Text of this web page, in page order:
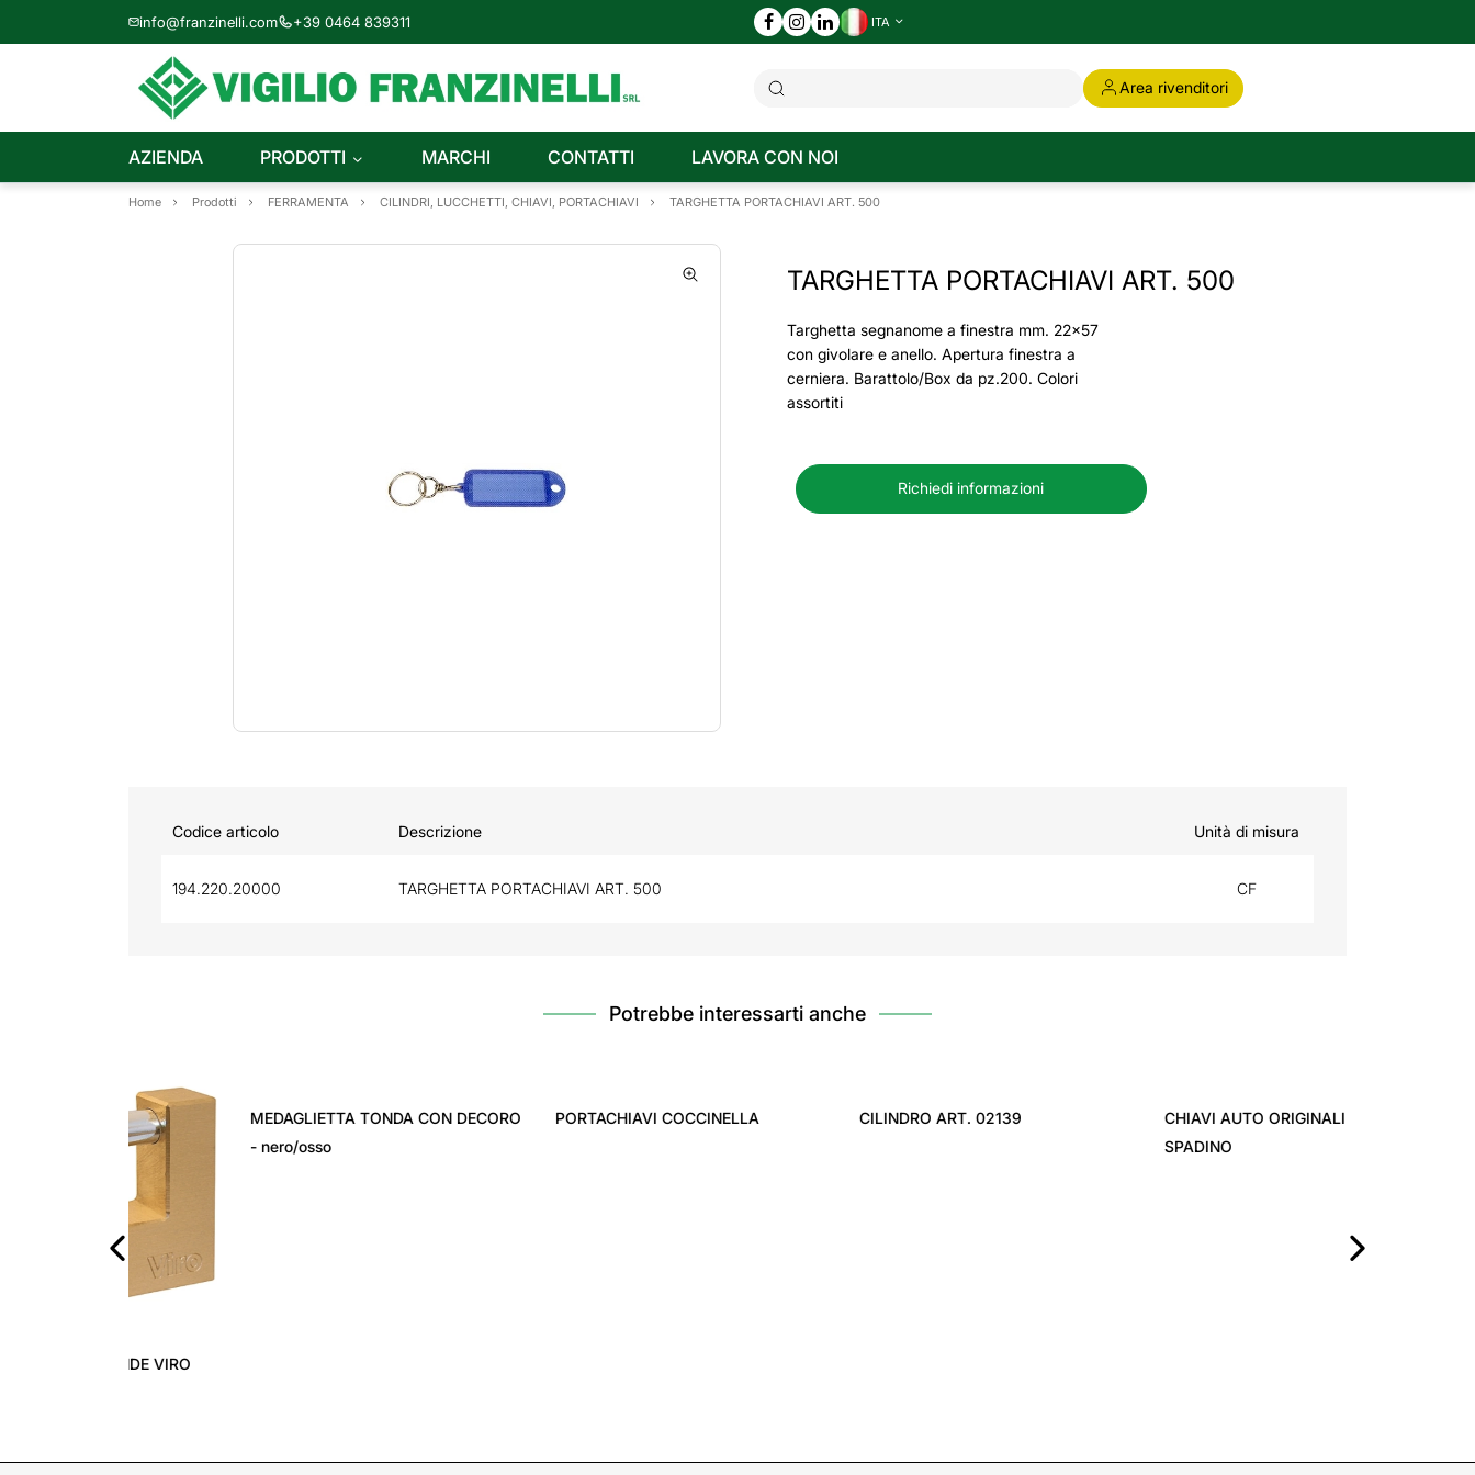
info@franzinelli.com +39 0464 839311 ITA
Area rivenditori
AZIENDA PRODOTTI MARCHI CONTATTI LAVORA CON NOI
Home Prodotti FERRAMENTA CILINDRI, LUCCHETTI, CHIAVI, PORTACHIAVI TARGHETTA PORTACHIAVI ART. 500
TARGHETTA PORTACHIAVI ART. 500
Targhetta segnanome a finestra mm. 22x57
con givolare e anello. Apertura finestra a
cerniera. Barattolo/Box da pz.200. Colori
assortiti
Richiedi informazioni
Codice articolo Descrizione Unità di misura
194.220.20000 TARGHETTA PORTACHIAVI ART. 500 CF
Potrebbe interessarti anche
MEDAGLIETTA TONDA CON DECORO
CILINDRO ART. 02139